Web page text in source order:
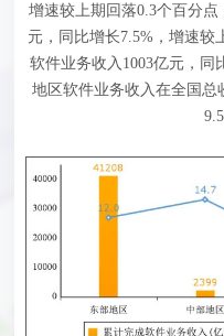
增速较上期回落0.3个百分
元，同比增长7.5%，增速较
软件业务收入1003亿元，同
地区软件业务收入在全国总